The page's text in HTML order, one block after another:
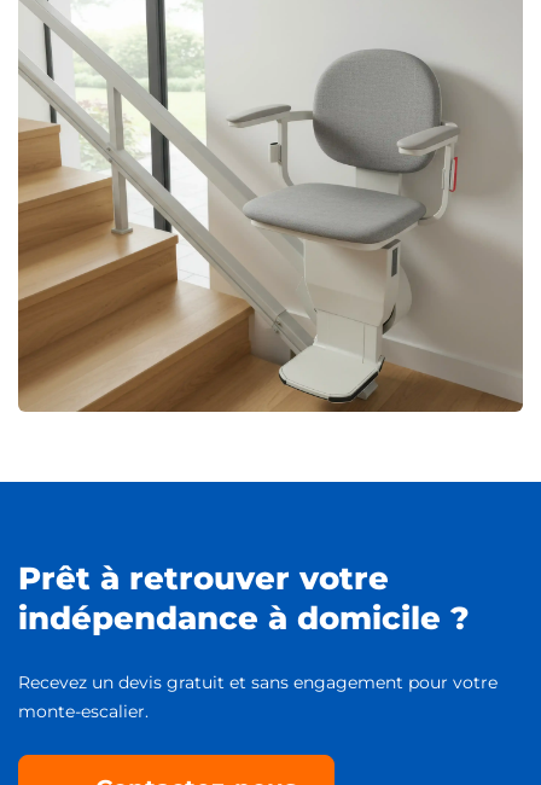
Prêt à retrouver votre
indépendance à domicile ?
Recevez un devis gratuit et sans engagement pour votre
monte-escalier.